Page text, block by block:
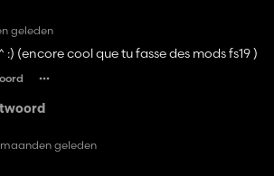
geleden
:) (encore cool que tu fasse des mods fs19 )
geleden